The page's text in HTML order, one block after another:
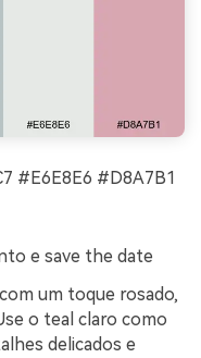
#E6E8E6 #D8A7B1
e save the date
um toque rosado,
o teal claro como
delicados e